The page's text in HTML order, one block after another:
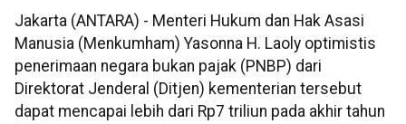
Jakarta (ANTARA) - Menteri Hukum dan Hak Asasi
Manusia (Menkumham) Yasonna H. Laoly optimistis
penerimaan negara bukan pajak (PNBP) dari
Direktorat Jenderal (Ditjen) kementerian tersebut
dapat mencapai lebih dari Rp7 triliun pada akhir tahun